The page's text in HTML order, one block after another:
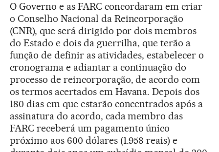
O Governo e as FARC concordaram em criar
o Conselho Nacional da Reincorporação
(CNR), que será dirigido por dois membros
do Estado e dois da guerrilha, que terão a
função de definir as atividades, estabelecer o
cronograma e adiantar a continuação do
processo de reincorporação, de acordo com
os termos acertados em Havana. Depois dos
180 dias em que estarão concentrados após a
assinatura do acordo, cada membro das
FARC receberá um pagamento único
próximo aos 600 dólares (1.958 reais) e